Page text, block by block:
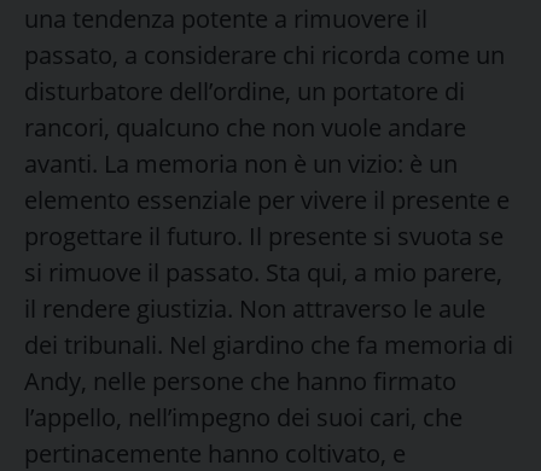
una tendenza potente a rimuovere il
passato, a considerare chi ricorda come un
disturbatore dell’ordine, un portatore di
rancori, qualcuno che non vuole andare
avanti. La memoria non è un vizio: è un
elemento essenziale per vivere il presente e
progettare il futuro. Il presente si svuota se
si rimuove il passato. Sta qui, a mio parere,
il rendere giustizia. Non attraverso le aule
dei tribunali. Nel giardino che fa memoria di
Andy, nelle persone che hanno firmato
l’appello, nell’impegno dei suoi cari, che
pertinacemente hanno coltivato, e